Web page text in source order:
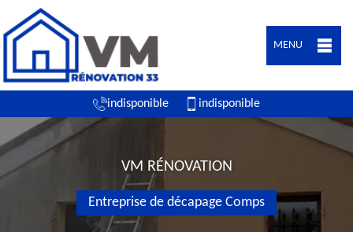
MENU
indisponible indisponible
VM RÉNOVATION
Entreprise de décapage Comps